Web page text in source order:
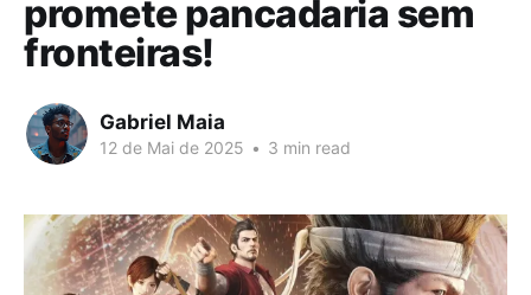
promete pancadaria sem
fronteiras!
Gabriel Maia
12 de Mai de 2025 • 3 min read